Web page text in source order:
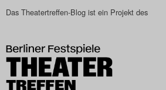
Das Theatertreffen-Blog ist ein Projekt des